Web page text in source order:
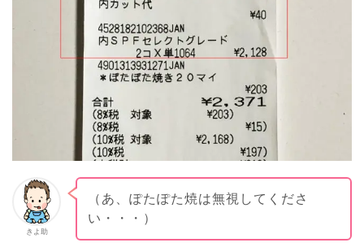
きよ助
（あ、ぽたぽた焼は無視してくださ
い・・・）